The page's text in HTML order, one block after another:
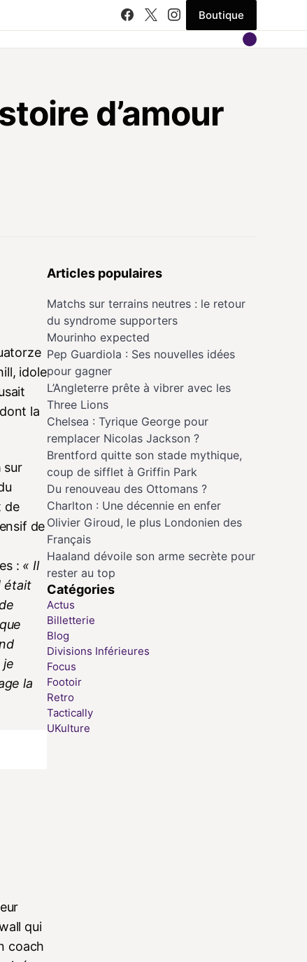
Boutique
d’amour
idole
la
sur
de
de
: « Il
était
je
la
qui
coach
Articles populaires
Matchs sur terrains neutres : le retour
du syndrome supporters
Mourinho expected
Pep Guardiola : Ses nouvelles idées
pour gagner
L’Angleterre prête à vibrer avec les
Three Lions
Chelsea : Tyrique George pour
remplacer Nicolas Jackson ?
Brentford quitte son stade mythique,
coup de sifflet à Griffin Park
Du renouveau des Ottomans ?
Charlton : Une décennie en enfer
Olivier Giroud, le plus Londonien des
Français
Haaland dévoile son arme secrète pour
rester au top
Catégories
Actus
Billetterie
Blog
Divisions Inférieures
Focus
Footoir
Retro
Tactically
UKulture